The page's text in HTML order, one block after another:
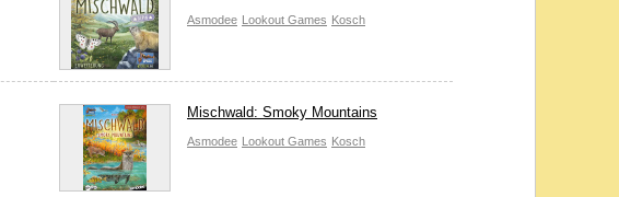
Asmodee Lookout Games Kosch
Mischwald: Smoky Mountains
Asmodee Lookout Games Kosch